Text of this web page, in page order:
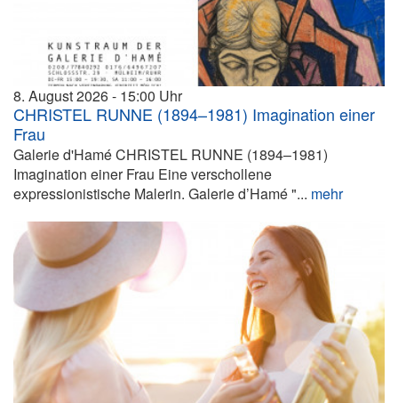
8. August 2026 15:00
CHRISTEL RUNNE (1894–1981) Imagination einer
Frau
Galerie d'Hamé CHRISTEL RUNNE (1894–1981)
Imagination einer Frau Eine verschollene
expressionistische Malerin. Galerie d’Hamé "... mehr